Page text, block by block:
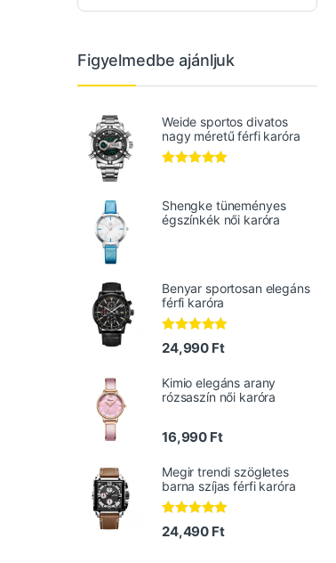
Figyelmedbe ajánljuk
Weide sportos divatos
nagy méretű férfi karóra
Shengke tüneményes
égszínkék női karóra
Benyar sportosan elegáns
férfi karóra
Értékelés:
5.00/ 5
24,990 Ft
Kimio elegáns arany
rózsaszín női karóra
16,990 Ft
Megir trendi szögletes
barna szíjas férfi karóra
Értékelés:
5.00/ 5
24,490 Ft